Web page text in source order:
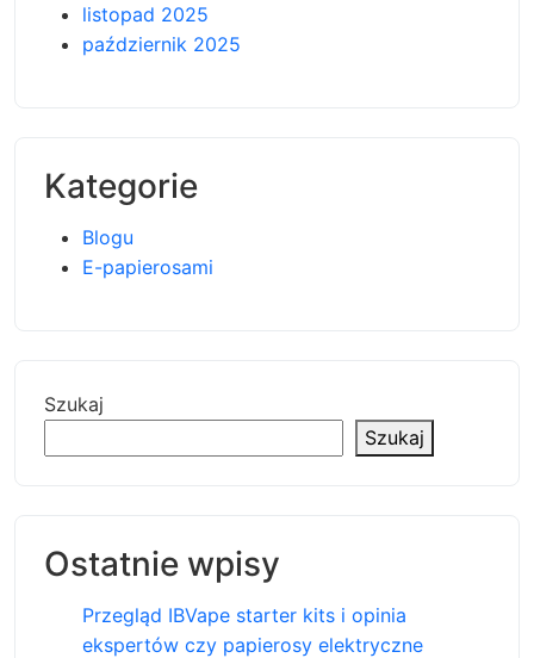
listopad 2025
październik 2025
Kategorie
Blogu
E-papierosami
Szukaj
Szukaj
Ostatnie wpisy
Przegląd IBVape starter kits i opinia
ekspertów czy papierosy elektryczne